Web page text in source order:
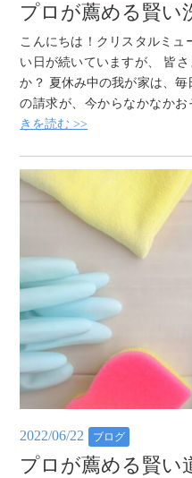
プロが薦める賢い
こんにちは！クリスタルミ
い日が続いていますが、 皆
か？ 夏休み中の我が家は、
の請求が、今からなかなか
きを読む >>
2022/06/22 ブログ
プロが薦める賢い